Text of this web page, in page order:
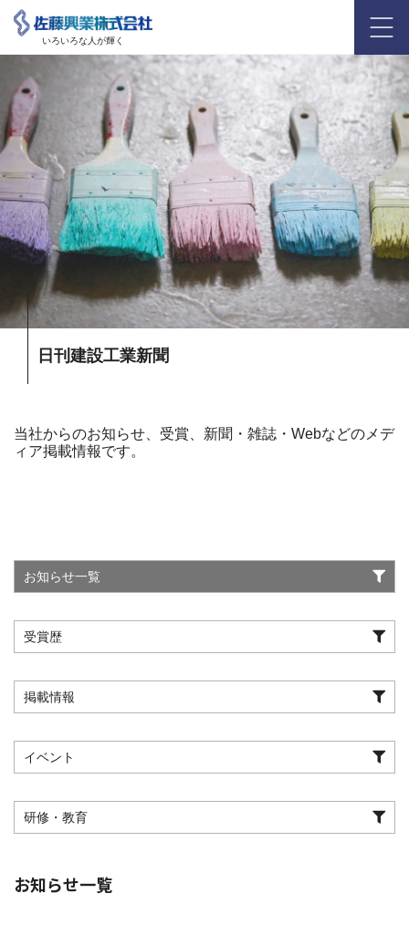
いろいろな人が輝く
日刊建設工業新聞
当社からのお知らせ、受賞、新聞・雑誌・Webなどのメデ
ィア掲載情報です。
お知らせ一覧
受賞歴
掲載情報
イベント
研修・教育
お知らせ一覧